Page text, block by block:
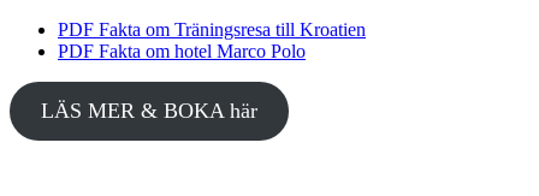
PDF Fakta om Träningsresa till Kroatien
PDF Fakta om hotel Marco Polo
LÄS MER & BOKA här